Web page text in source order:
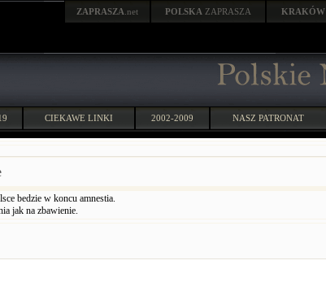
ZAPRASZA .net POLSKA ZAPRASZA KRAKÓW
CIEKAWE LINKI 2002-2009 NASZ PATRONAT
bedzie w koncu amnestia.
jak na zbawienie.